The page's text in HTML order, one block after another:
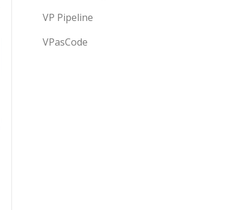
VP Pipeline
VPasCode